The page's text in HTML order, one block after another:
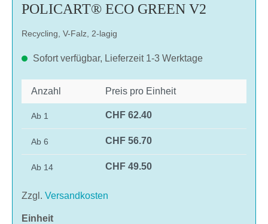
POLICART® ECO GREEN V2
Recycling, V-Falz, 2-lagig
Sofort verfügbar, Lieferzeit 1-3 Werktage
Anzahl Preis pro Einheit
Ab 1 CHF 62.40
Ab 6 CHF 56.70
Ab 14 CHF 49.50
Zzgl. Versandkosten
Einheitauswählen